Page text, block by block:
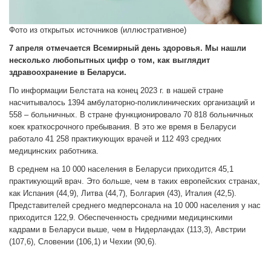
Фото из открытых источников (иллюстративное)
7 апреля отмечается Всемирный день здоровья. Мы нашли
несколько любопытных цифр о том, как выглядит
здравоохранение в Беларуси.
По информации Белстата на конец 2023 г. в нашей стране
насчитывалось 1394 амбулаторно-поликлинических организаций и
558 – больничных. В стране функционировало 70 818 больничных
коек краткосрочного пребывания. В это же время в Беларуси
работало 41 258 практикующих врачей и 112 493 средних
медицинских работника.
В среднем на 10 000 населения в Беларуси приходится 45,1
практикующий врач. Это больше, чем в таких европейских странах,
как Испания (44,9), Литва (44,7), Болгария (43), Италия (42,5).
Представителей среднего медперсонала на 10 000 населения у нас
приходится 122,9. Обеспеченность средними медицинскими
кадрами в Беларуси выше, чем в Нидерландах (113,3), Австрии
(107,6), Словении (106,1) и Чехии (90,6).